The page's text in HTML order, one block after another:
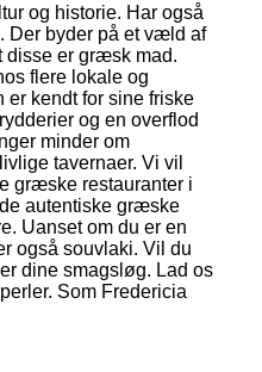
og historie. Har også
Der byder på et væld af
disse er græsk mad.
flere lokale og
kendt for sine friske
og en overflod
minder om
tavernaer. Vi vil
græske restauranter i
autentiske græske
Uanset om du er en
også souvlaki. Vil du
dine smagsløg. Lad os
Som Fredericia